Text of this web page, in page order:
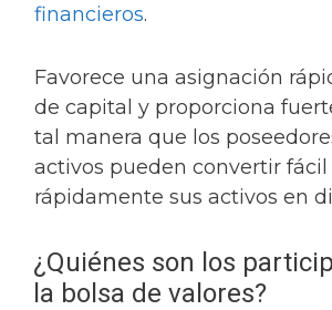
financieros.
Favorece una asignación
de capital y proporciona
tal manera que los
activos pueden convertir fácil
rápidamente sus activos en
¿Quiénes son los
la bolsa de valores?